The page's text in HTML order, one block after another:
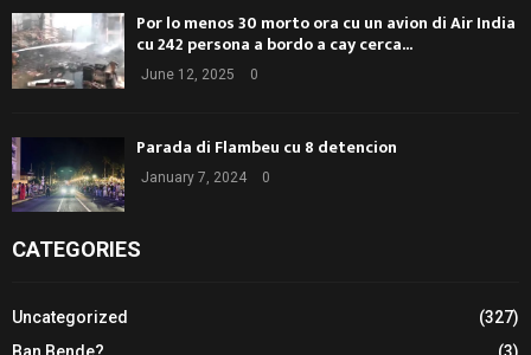
Por lo menos 30 morto ora cu un avion di Air India
cu 242 persona a bordo a cay cerca...
June 12, 2025 0
Parada di Flambeu cu 8 detencion
January 7, 2024 0
CATEGORIES
Uncategorized
(327)